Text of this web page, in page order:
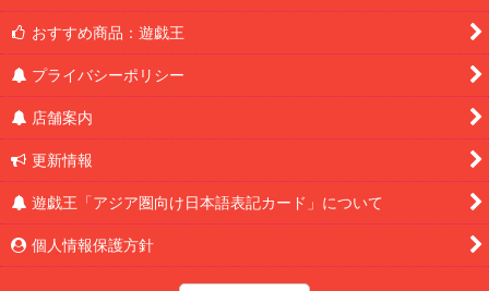
おすすめ商品：遊戯王
プライバシーポリシー
店舗案内
更新情報
遊戯王「アジア圏向け日本語表記カード」について
個人情報保護方針